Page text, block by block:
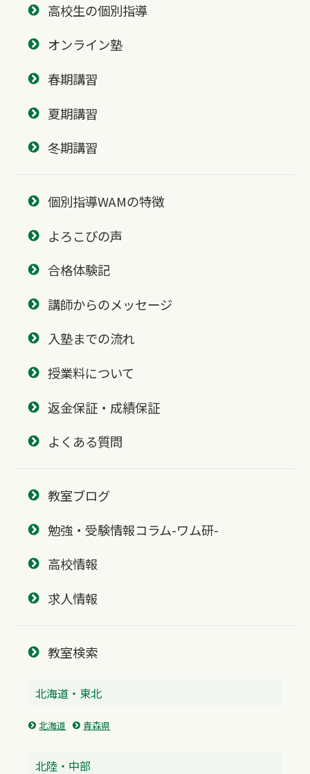
高校生の個別指導
オンライン塾
春期講習
夏期講習
冬期講習
個別指導WAMの特徴
よろこびの声
合格体験記
講師からのメッセージ
入塾までの流れ
授業料について
返金保証・成績保証
よくある質問
教室ブログ
勉強・受験情報コラム-ワム研-
高校情報
求人情報
教室検索
北海道・東北
北海道 青森県
北陸・中部